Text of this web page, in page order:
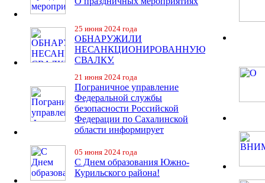
25 июня 2024 года
ОБНАРУЖИЛИ
НЕСАНКЦИОНИРОВАННУЮ
СВАЛКУ.
21 июня 2024 года
Пограничное управление
Федеральной службы
безопасности Российской
Федерации по Сахалинской
области информирует
05 июня 2024 года
С Днем образования Южно-
Курильского района!